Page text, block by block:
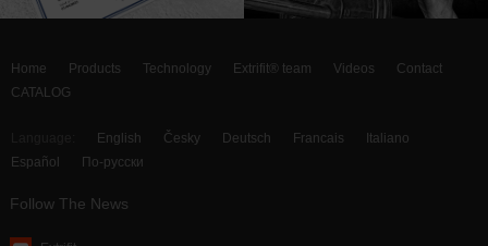
Home Products Technology Extrifit® team Videos
Contact
CATALOG
English Česky Deutsch Francais
Italiano
Español
По-русски
Follow The News